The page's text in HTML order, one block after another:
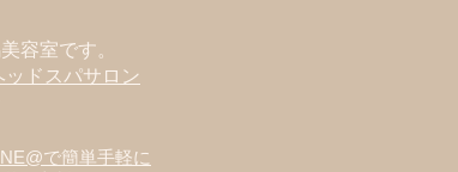
容室です。
ドスパサロン
で簡単手軽に